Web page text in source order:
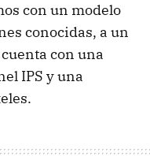
con un modelo
conocidas, a un
con una
IPS y una